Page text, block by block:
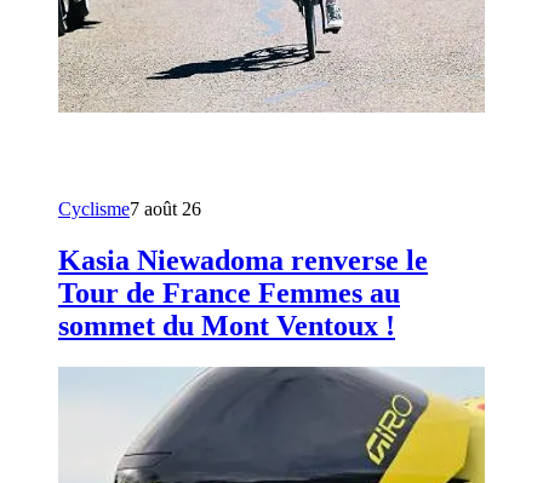
Cyclisme7 août 26
Kasia Niewadoma renverse le
Tour de France Femmes au
sommet du Mont Ventoux !